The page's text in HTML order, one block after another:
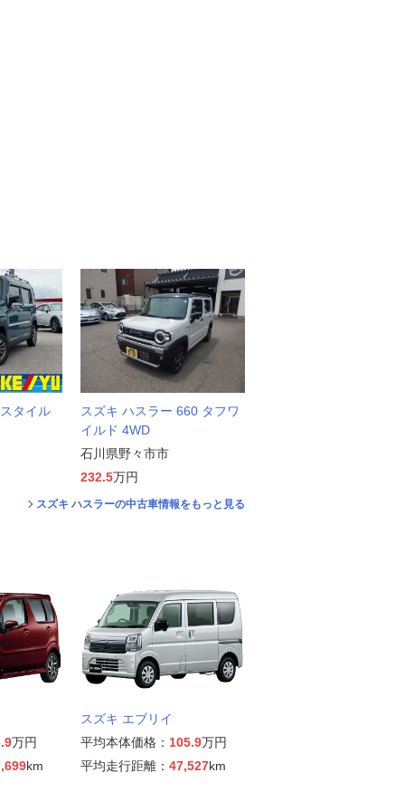
タイル
スズキ ハスラー 660 タフワ
イルド 4WD
石川県野々市市
232.5万円
スズキ ハスラーの中古車情報をもっと見る
万円
km
スズキ エブリイ
平均本体価格： 105.9万円
平均走行距離： 47,527km